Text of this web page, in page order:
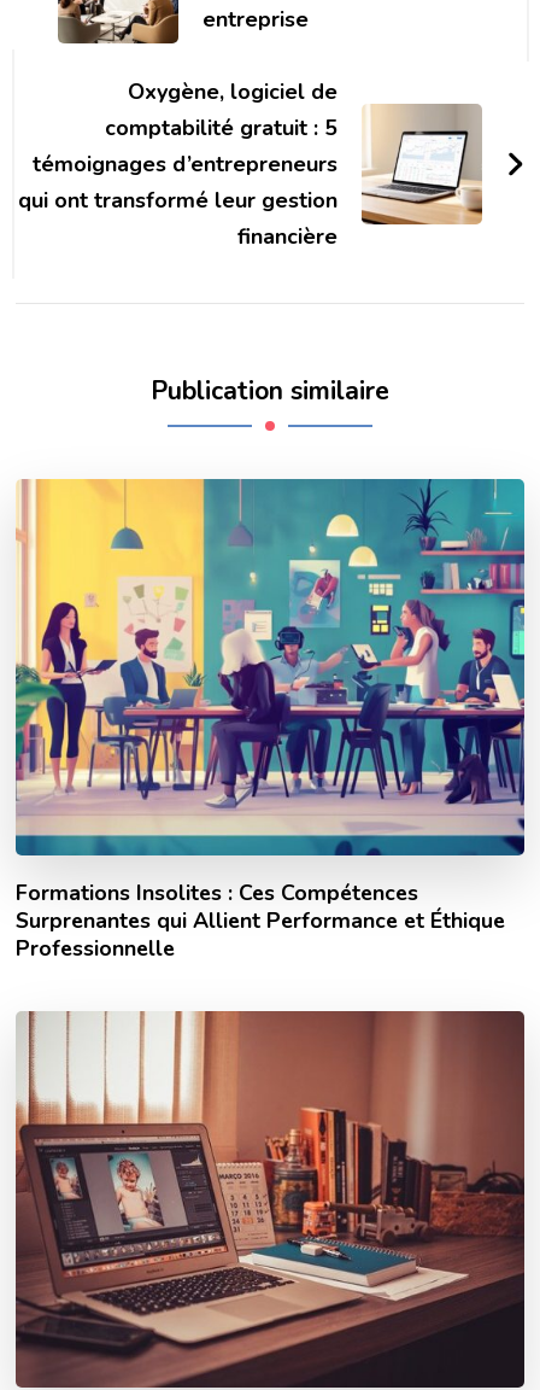
entreprise
Oxygène, logiciel de
comptabilité gratuit : 5
témoignages d’entrepreneurs
qui ont transformé leur gestion
financière
Publication similaire
Formations Insolites : Ces Compétences
Surprenantes qui Allient Performance et Éthique
Professionnelle